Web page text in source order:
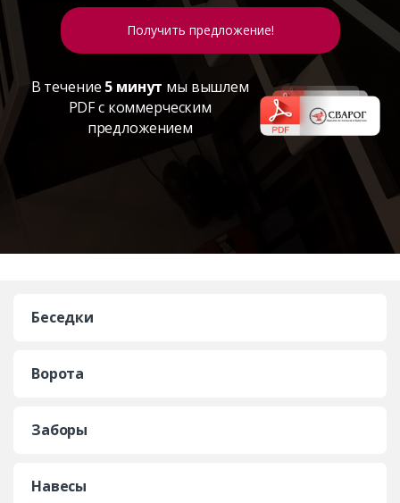
В течение 5 минут мы вышлем
PDF с коммерческим
предложением
Беседки
Ворота
Заборы
Навесы